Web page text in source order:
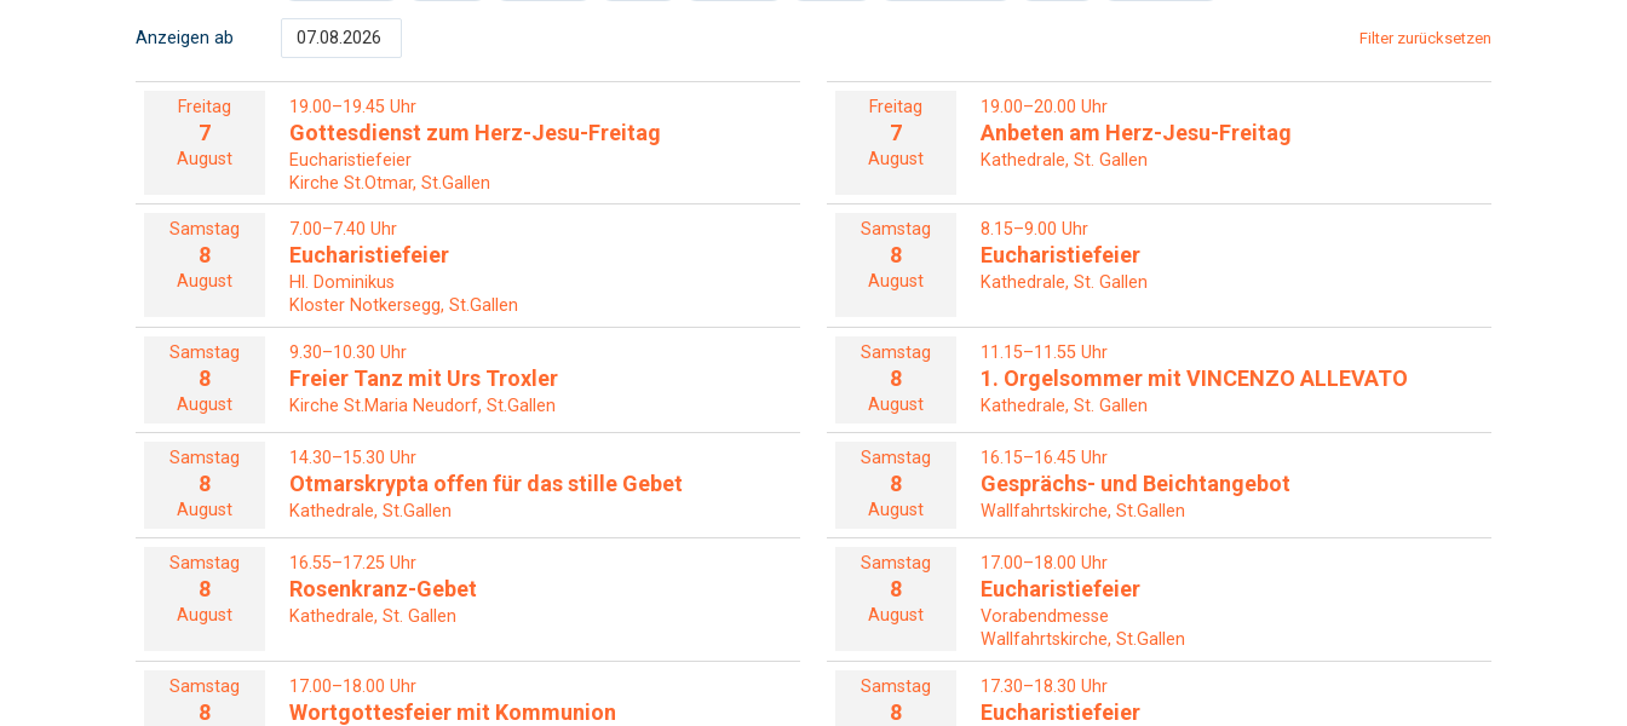
Anzeigen ab Filter zurücksetzen
Freitag
7
August
19.00–19.45 Uhr
Gottesdienst zum Herz-Jesu-Freitag
Eucharistiefeier
Kirche St.Otmar, St.Gallen
Freitag
7
August
19.00–20.00 Uhr
Anbeten am Herz-Jesu-Freitag
Kathedrale, St. Gallen
Samstag
8
August
7.00–7.40 Uhr
Eucharistiefeier
Hl. Dominikus
Kloster Notkersegg, St.Gallen
Samstag
8
August
8.15–9.00 Uhr
Eucharistiefeier
Kathedrale, St. Gallen
Samstag
8
August
9.30–10.30 Uhr
Freier Tanz mit Urs Troxler
Kirche St.Maria Neudorf, St.Gallen
Samstag
8
August
11.15–11.55 Uhr
1. Orgelsommer mit VINCENZO ALLEVATO
Kathedrale, St. Gallen
Samstag
8
August
14.30–15.30 Uhr
Otmarskrypta offen für das stille Gebet
Kathedrale, St.Gallen
Samstag
8
August
16.15–16.45 Uhr
Gesprächs- und Beichtangebot
Wallfahrtskirche, St.Gallen
Samstag
8
August
16.55–17.25 Uhr
Rosenkranz-Gebet
Kathedrale, St. Gallen
Samstag
8
August
17.00–18.00 Uhr
Eucharistiefeier
Vorabendmesse
Wallfahrtskirche, St.Gallen
Samstag
8
17.00–18.00 Uhr
Wortgottesfeier mit Kommunion
Samstag
8
17.30–18.30 Uhr
Eucharistiefeier